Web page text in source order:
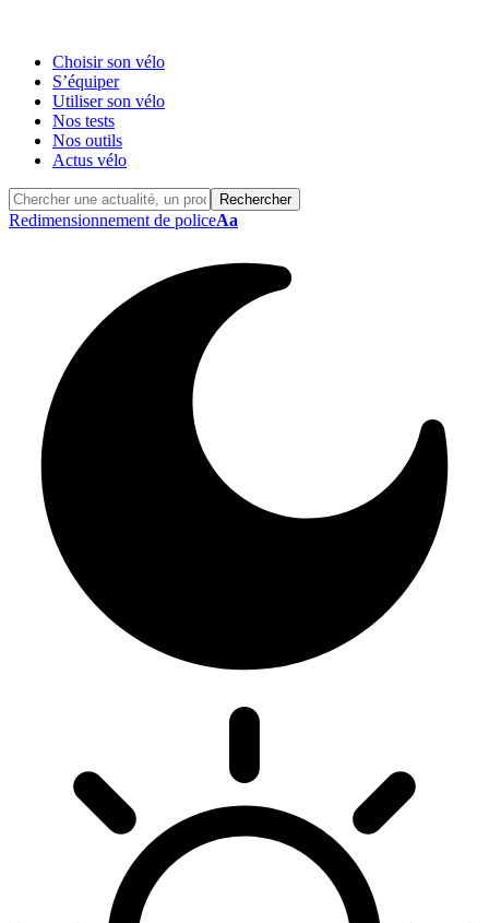
Choisir son vélo
S’équiper
Utiliser son vélo
Nos tests
Nos outils
Actus vélo
Redimensionnement de policeAa